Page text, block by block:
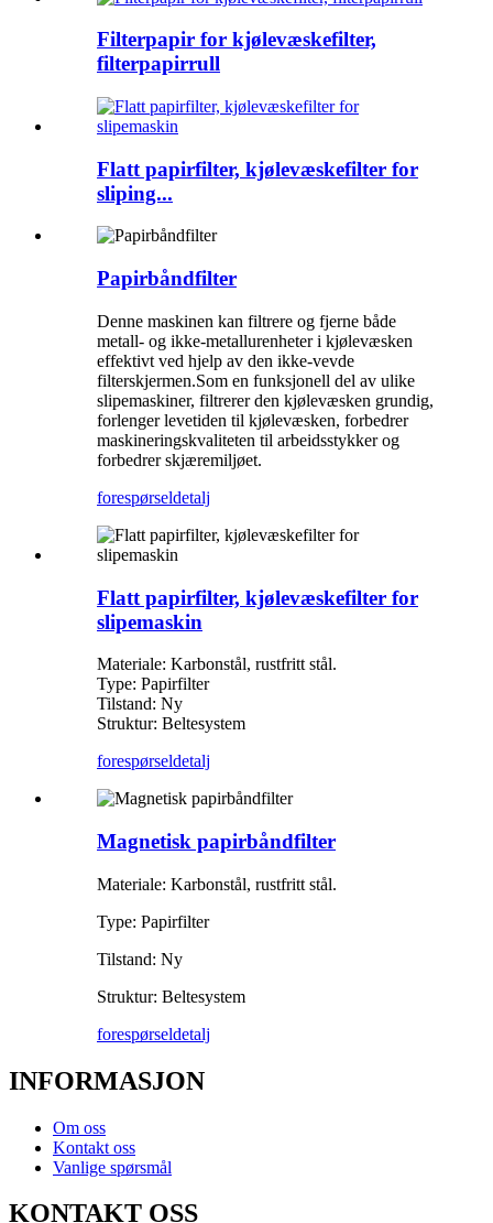
Filterpapir for kjølevæskefilter,
filterpapirrull
Flatt papirfilter, kjølevæskefilter for
sliping...
Papirbåndfilter
Denne maskinen kan filtrere og fjerne både
metall- og ikke-metallurenheter i kjølevæsken
effektivt ved hjelp av den ikke-vevde
filterskjermen.Som en funksjonell del av ulike
slipemaskiner, filtrerer den kjølevæsken grundig,
forlenger levetiden til kjølevæsken, forbedrer
maskineringskvaliteten til arbeidsstykker og
forbedrer skjæremiljøet.
forespørseldetalj
Flatt papirfilter, kjølevæskefilter for
slipemaskin
Materiale: Karbonstål, rustfritt stål.
Type: Papirfilter
Tilstand: Ny
Struktur: Beltesystem
forespørseldetalj
Magnetisk papirbåndfilter
Materiale: Karbonstål, rustfritt stål.
Type: Papirfilter
Tilstand: Ny
Struktur: Beltesystem
forespørseldetalj
INFORMASJON
Om oss
Kontakt oss
Vanlige spørsmål
KONTAKT OSS